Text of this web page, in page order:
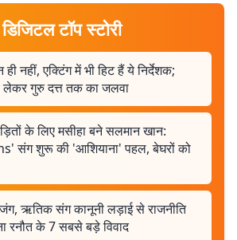
टॉप स्टोरी
नहीं, एक्टिंग में भी हिट हैं ये निर्देशक;
गुरु दत्त तक का जलवा
के लिए मसीहा बने सलमान खान:
संग शुरू की 'आशियाना' पहल, बेघरों को
ऋतिक संग कानूनी लड़ाई से राजनीति
रनौत के 7 सबसे बड़े विवाद